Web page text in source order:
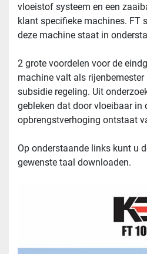
vloeistof systeem en een
klant specifieke machines. FT
deze machine staat in
2 grote voordelen voor de
machine valt als
subsidie regeling. Uit
gebleken dat door vloeibaar in
opbrengstverhoging ontstaat
Op onderstaande links kunt u
gewenste taal downloaden.